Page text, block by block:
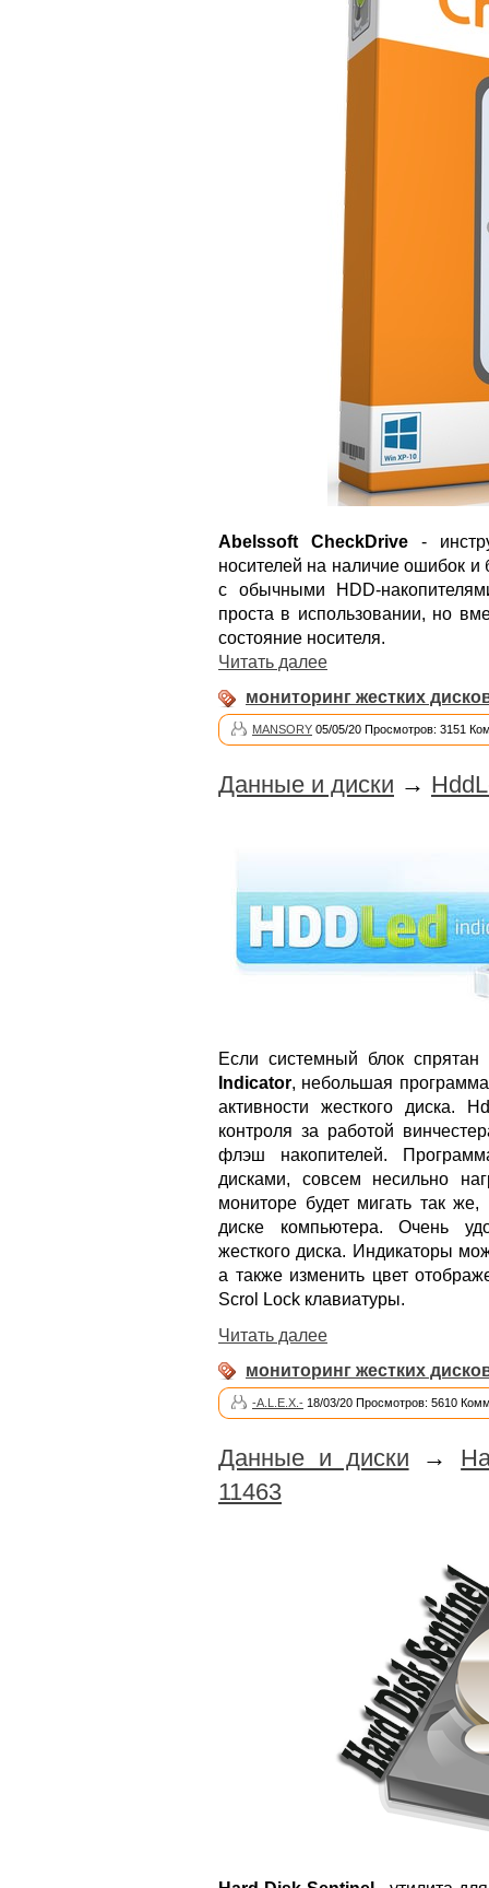
Abelssoft CheckDrive-
носителей на наличие ошибок и
с обычными HDD-
проста в использовании, но
состояние носителя.
Читать далее
мониторинг жестких
MANSORY 05/05/20 Просмотров: 3151
Данные и диски →
Если системный блок
Indicator, небольшая
активности жесткого диска.
контроля за работой
флэш накопителей.
дисками, совсем несильно
мониторе будет мигать так
диске компьютера. Очень
жесткого диска. Индикаторы
а также изменить цвет
Scrol Lock клавиатуры.
Читать далее
мониторинг жестких
-A.L.E.X.- 18/03/20 Просмотров: 5610
Данные и диски →
11463